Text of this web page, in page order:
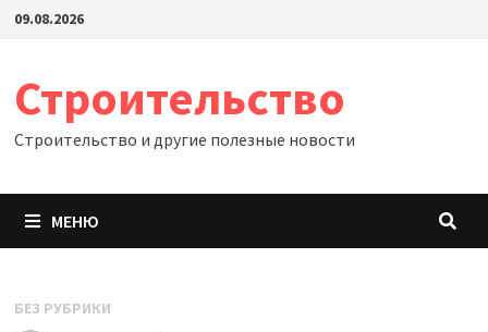
Перейти
09.08.2026
Строительство
Строительство и другие полезные новости
МЕНЮ
БЕЗ РУБРИКИ